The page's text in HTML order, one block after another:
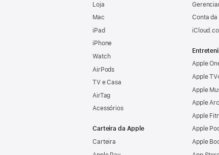
Loja
Mac
iPad
iPhone
Watch
AirPods
TV e Casa
AirTag
Acessórios
Carteira da Apple
Carteira
Conta da
Apple
Apple
Apple
Apple
Apple
Apple
Apple